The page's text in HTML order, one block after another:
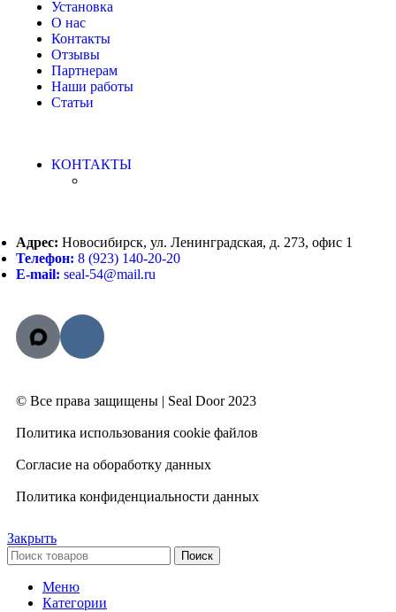
Установка
О нас
Контакты
Отзывы
Партнерам
Наши работы
Статьи
КОНТАКТЫ
Адрес: Новосибирск, ул. Ленинградская, д. 273, офис 1
Телефон: 8 (923) 140-20-20
E-mail: seal-54@mail.ru
© Все права защищены | Seal Door 2023
Политика использования cookie файлов
Согласие на обоработку данных
Политика конфиденциальности данных
Закрыть
Поиск
Меню
Категории